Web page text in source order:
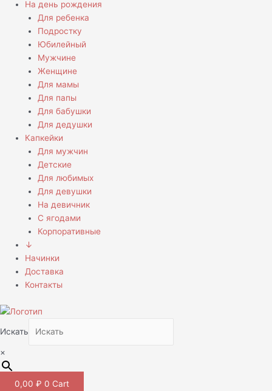
На день рождения
Для ребенка
Подростку
Юбилейный
Мужчине
Женщине
Для мамы
Для папы
Для бабушки
Для дедушки
Капкейки
Для мужчин
Детские
Для любимых
Для девушки
На девичник
С ягодами
Корпоративные
↓
Начинки
Доставка
Контакты
Искать
×
0,00 ₽ 0 Cart